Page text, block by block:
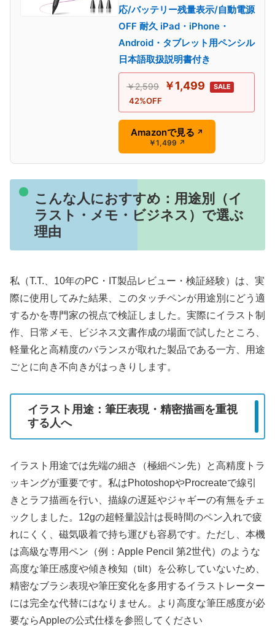
応/バッテリー残量表示/自動電源
OFF 耐久 iPad・iPhone・
Android・タブレット用ペンシル
日本語取扱説明書付き
￥2,599 ￥1,499 SALE
42%OFF
Amazonで見る ↗
￥1,499 ↗
こんな人におすすめ：用途別（イ
ラスト・メモ・ビジネス）で選ぶ
理由
私（T.T.、10年のPC・IT製品レビュー・検証経験）は、実
際に使用してみた結果、このタッチペンが用途別にどう適
するかを専門家の視点で検証しました。実際にイラスト制
作、日常メモ、ビジネス文書作成の場面で試したところ、
軽量化と高精度のバランスが取れた製品である一方、用途
ごとに向き不向きがはっきりします。
イラスト用途：筆圧表現・精密描画を重視
する人へ
イラスト用途では先端の細さ（極細ペン先）と高精度トラ
ッキングが重要です。私はPhotoshopやProcreateで線引
きとラフ描画を行い、描線の遅延やジャギーの有無をチェ
ックしました。12gの超軽量設計は長時間のペン入れで疲
れにくく、磁気吸着で持ち運びも容易です。ただし、本機
は高級な専用ペン（例：Apple Pencil 第2世代）のような
高度な筆圧感度や傾き検知（tilt）を公称していないため、
精密なブラシ表現や筆圧変化を多用するイラストレーター
には完全な代替にはなりません。より高度な筆圧感度が必
要ならAppleの公式仕様を参照してください